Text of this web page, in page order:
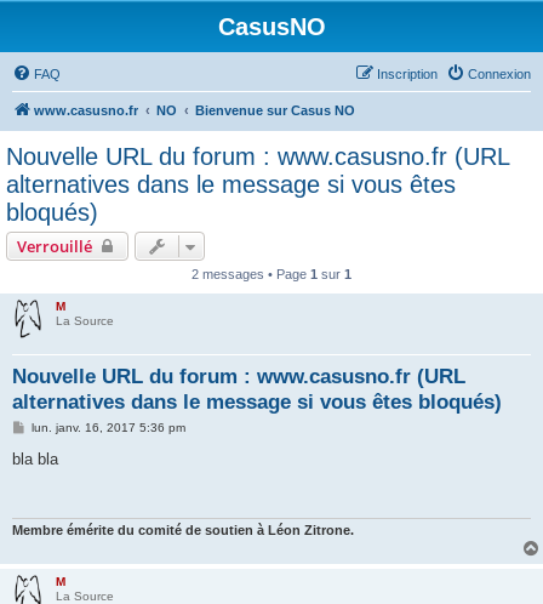
CasusNO
FAQ Connexion
Inscription
www.casusno.fr NO Bienvenue sur Casus NO
Nouvelle URL du forum : www.casusno.fr (URL
alternatives dans le message si vous êtes
bloqués)
Verrouillé
2 messages • Page 1 sur 1
M
La Source
Nouvelle URL du forum : www.casusno.fr (URL
alternatives dans le message si vous êtes bloqués)
M
s
lun. janv. 16, 2017 5:36 pm
bla bla
Membre émérite du comité de soutien à Léon Zitrone.
M
La Source